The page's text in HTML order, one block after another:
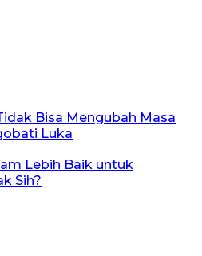
Bisa Mengubah Masa
Luka
Lebih Baik untuk
Sih?